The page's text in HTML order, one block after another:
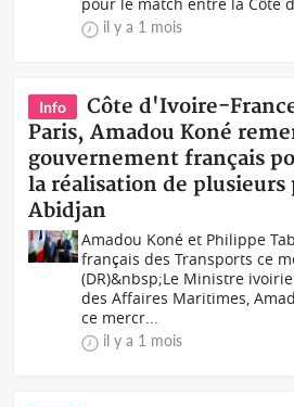
il y a 1 mois
Info
Côte d'Ivoire-
Paris, Amadou Koné
gouvernement français
la réalisation de plusieurs
Abidjan
Amadou Koné et Philippe
français des Transports ce
(DR)&nbsp;Le Ministre
des Affaires Maritimes,
ce mercr...
il y a 1 mois